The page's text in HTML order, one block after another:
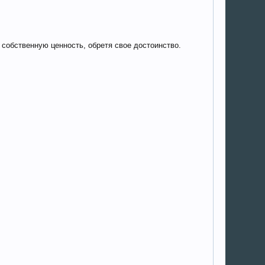
ценность, обретя свое достоинство.